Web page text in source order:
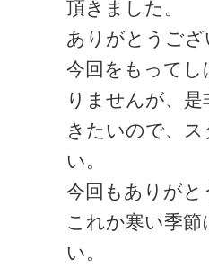
頂きました。
ありがとうござ
今回をもってし
りませんが、
きたいので、
い。
今回もありがと
これか寒い季
い。